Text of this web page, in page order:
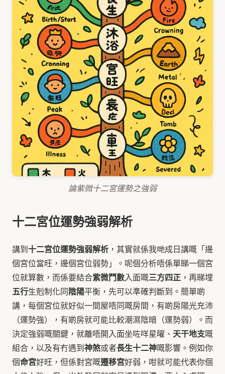
論紫微十二宮運勢之強弱
十二宮位運勢強弱解析
講到十二宮位運勢強弱解析 ，其實就係我哋成日講嘅「邊
個宮位當旺，邊個宮位弱勢」。呢個分析唔係單睇一個宮
位就算數，而係要結合紫微鬥數入面嘅三方四正 ，再睇埋
五行生剋制化同陰陽平衡，先可以準確判斷到。簡單啲
講，每個宮位就好似一間屋唔同嘅房間，有啲房陽光充沛
（運勢強），有啲房就可能比較潮濕陰暗（運勢弱）。而
決定強弱嘅關鍵，就離唔開入面坐咗咩星曜、 天干地支嘅
組合，以及有冇遇到神煞或者長生十二神嘅影響。例如你
個命宮好旺，但係對宮嘅遷移宮好弱，咁就可能代表你個